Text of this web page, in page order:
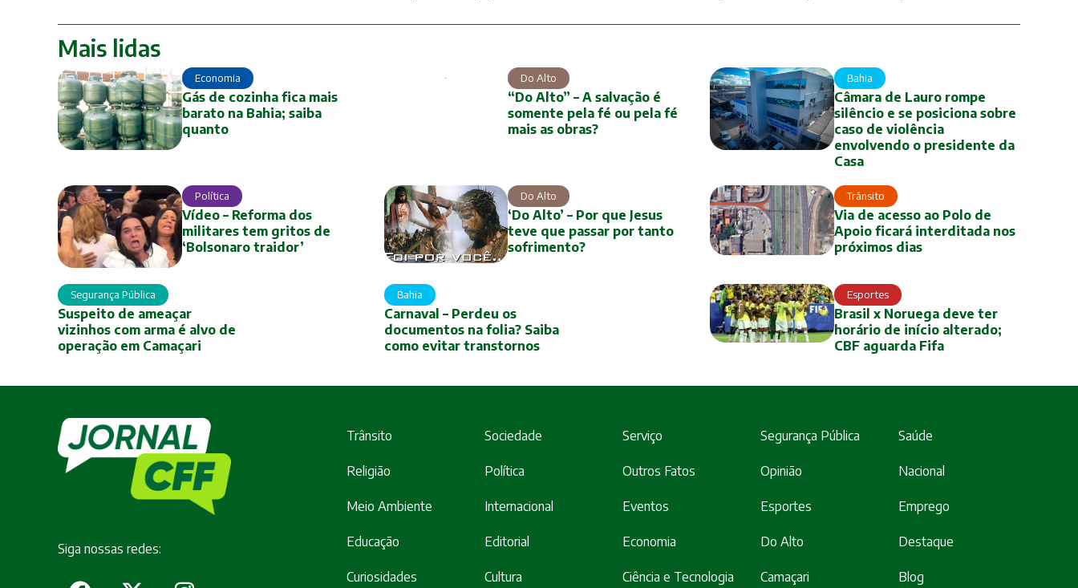
Mais lidas
Economia
Gás de cozinha fica mais
barato na Bahia; saiba
quanto
Do Alto
“Do Alto” – A salvação é
somente pela fé ou pela fé
mais as obras?
Bahia
Câmara de Lauro rompe
silêncio e se posiciona sobre
caso de violência
envolvendo o presidente da
Casa
Política
Vídeo – Reforma dos
militares tem gritos de
‘Bolsonaro traidor’
Do Alto
‘Do Alto’ – Por que Jesus
teve que passar por tanto
sofrimento?
Trânsito
Via de acesso ao Polo de
Apoio ficará interditada nos
próximos dias
Segurança Pública
Suspeito de ameaçar
vizinhos com arma é alvo de
operação em Camaçari
Bahia
Carnaval – Perdeu os
documentos na folia? Saiba
como evitar transtornos
Esportes
Brasil x Noruega deve ter
horário de início alterado;
CBF aguarda Fifa
Siga nossas redes:
Trânsito Sociedade Serviço Segurança Pública Saúde
Religião Política Outros Fatos Opinião Nacional
Meio Ambiente Internacional Eventos Esportes Emprego
Educação Editorial Economia Do Alto Destaque
Curiosidades Cultura Ciência e Tecnologia Camaçari Blog